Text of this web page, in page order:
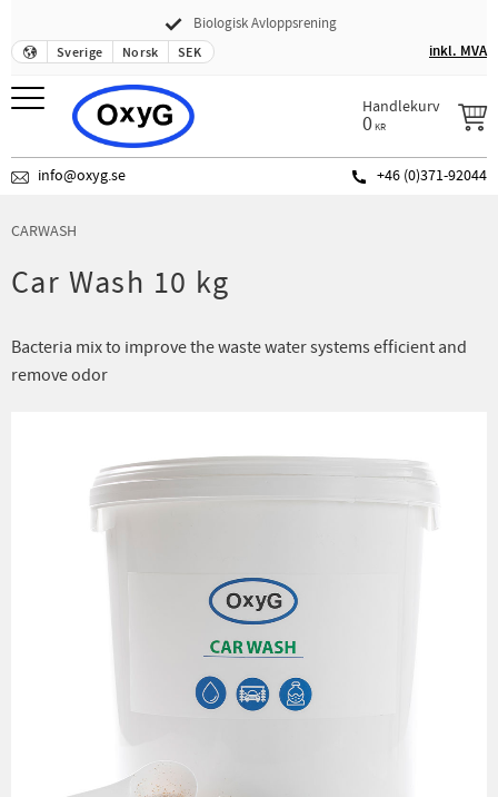
Meny
Biologisk Avloppsrening
Sverige
Norsk SEK inkl. MVA
Handlekurv
0KR
info@oxyg.se +46 (0)371-92044
CARWASH
Car Wash 10 kg
Bacteria mix to improve the waste water systems efficient and
remove odor